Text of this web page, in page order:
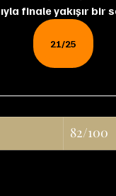
finale yakışır bir
21/25
82/100